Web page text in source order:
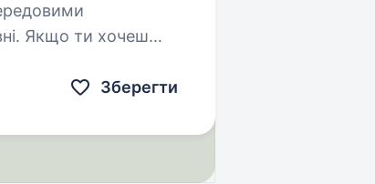
Якщо ти хочеш
Зберегти